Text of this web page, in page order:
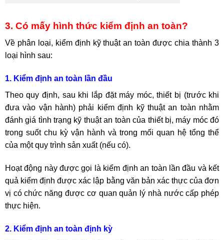
3. Có mấy hình thức kiểm định an toàn?
Về phân loại, kiểm định kỹ thuật an toàn được chia thành 3
loại hình sau:
1. Kiểm định an toàn lần đầu
Theo quy định, sau khi lắp đặt máy móc, thiết bị (trước khi
đưa vào vận hành) phải kiểm định kỹ thuật an toàn nhằm
đánh giá tình trạng kỹ thuật an toàn của thiết bị, máy móc đó
trong suốt chu kỳ vận hành và trong mối quan hệ tổng thể
của một quy trình sản xuất (nếu có).
Hoạt động này được gọi là kiểm định an toàn lần đầu và kết
quả kiểm định được xác lập bằng văn bản xác thực của đơn
vị có chức năng được cơ quan quản lý nhà nước cấp phép
thực hiện.
2. Kiểm định an toàn định kỳ